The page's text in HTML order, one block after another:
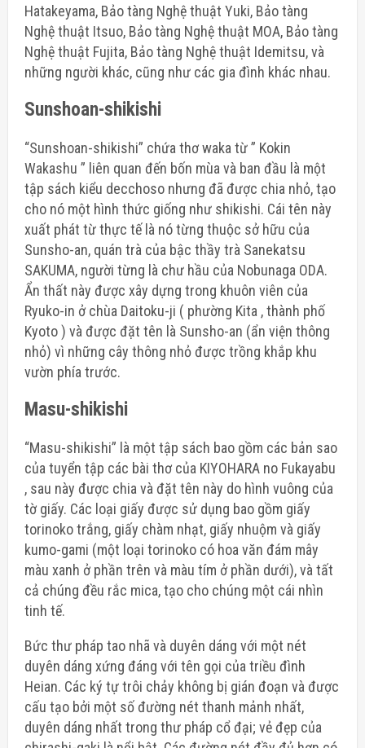
Hatakeyama, Bảo tàng Nghệ thuật Yuki, Bảo tàng
Nghệ thuật Itsuo, Bảo tàng Nghệ thuật MOA, Bảo tàng
Nghệ thuật Fujita, Bảo tàng Nghệ thuật Idemitsu, và
những người khác, cũng như các gia đình khác nhau.
Sunshoan-shikishi
“Sunshoan-shikishi” chứa thơ waka từ ” Kokin
Wakashu ” liên quan đến bốn mùa và ban đầu là một
tập sách kiểu decchoso nhưng đã được chia nhỏ, tạo
cho nó một hình thức giống như shikishi. Cái tên này
xuất phát từ thực tế là nó từng thuộc sở hữu của
Sunsho-an, quán trà của bậc thầy trà Sanekatsu
SAKUMA, người từng là chư hầu của Nobunaga ODA.
Ẩn thất này được xây dựng trong khuôn viên của
Ryuko-in ở chùa Daitoku-ji ( phường Kita , thành phố
Kyoto ) và được đặt tên là Sunsho-an (ẩn viện thông
nhỏ) vì những cây thông nhỏ được trồng khắp khu
vườn phía trước.
Masu-shikishi
“Masu-shikishi” là một tập sách bao gồm các bản sao
của tuyển tập các bài thơ của KIYOHARA no Fukayabu
, sau này được chia và đặt tên này do hình vuông của
tờ giấy. Các loại giấy được sử dụng bao gồm giấy
torinoko trắng, giấy chàm nhạt, giấy nhuộm và giấy
kumo-gami (một loại torinoko có hoa văn đám mây
màu xanh ở phần trên và màu tím ở phần dưới), và tất
cả chúng đều rắc mica, tạo cho chúng một cái nhìn
tinh tế.
Bức thư pháp tao nhã và duyên dáng với một nét
duyên dáng xứng đáng với tên gọi của triều đình
Heian. Các ký tự trôi chảy không bị gián đoạn và được
cấu tạo bởi một số đường nét thanh mảnh nhất,
duyên dáng nhất trong thư pháp cổ đại; vẻ đẹp của